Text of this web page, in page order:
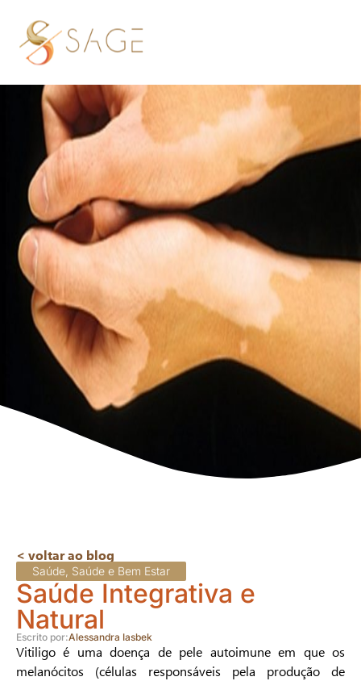
< voltar ao blog
Saúde Saúde e Bem Estar
Saúde Integrativa e
Natural
Escrito por:Alessandra Iasbek
Vitiligo é uma doença de pele autoimune em que os
melanócitos (células responsáveis pela produção de